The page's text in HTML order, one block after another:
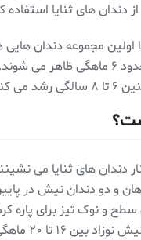
دندان های ثنایا استفاده
اولین مجموعه دندان
رویش می کنند و در حدود ۶ ماهگی
کنند.
دندان های ثنایا می
و دو دندان نیش در
و نوک تیز برای پاره
هستند. اولین